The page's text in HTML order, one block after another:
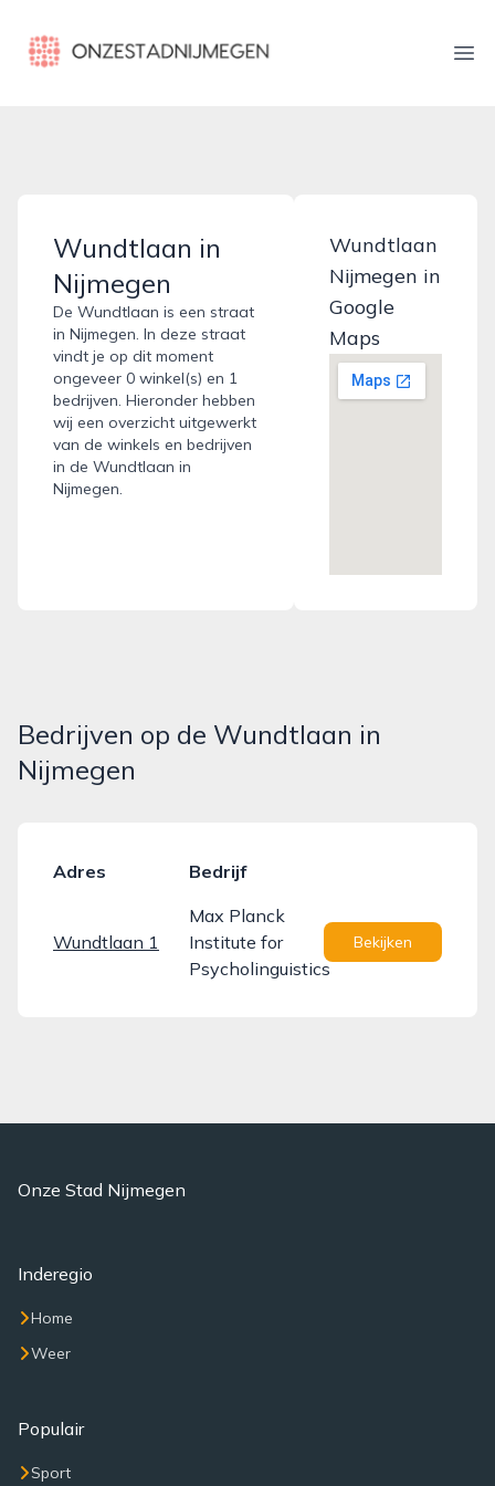
onzestadnijmegen.nl
Wundtlaan in
Nijmegen
De Wundtlaan is een straat
in Nijmegen. In deze straat
vindt je op dit moment
ongeveer 0 winkel(s) en 1
bedrijven. Hieronder hebben
wij een overzicht uitgewerkt
van de winkels en bedrijven
in de Wundtlaan in
Nijmegen.
Wundtlaan
Nijmegen in
Google
Maps
Bedrijven op de Wundtlaan in
Nijmegen
Adres Bedrijf
Wundtlaan 1
Max Planck
Institute for
Psycholinguistics
Bekijken
Onze Stad Nijmegen
Inderegio
Home
Weer
Populair
Sport